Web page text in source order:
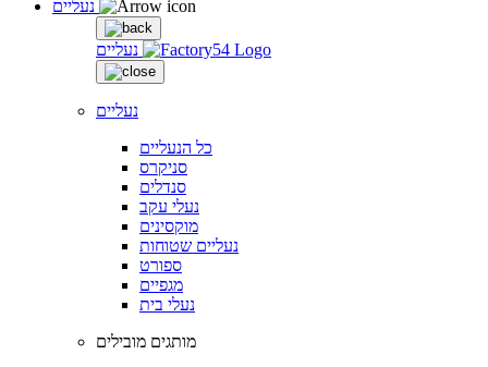
נעליים
נעליים
כל הנעליים
סניקרס
סנדלים
נעלי עקב
מוקסינים
נעליים שטוחות
ספורט
מגפיים
נעלי בית
מותגים מובילים